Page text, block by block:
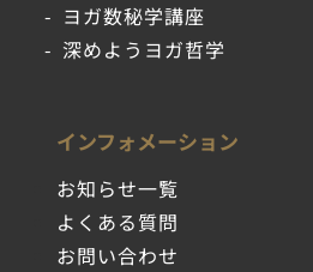
ヨガ数秘学講座
深めようヨガ哲学
インフォメーション
お知らせ一覧
よくある質問
お問い合わせ